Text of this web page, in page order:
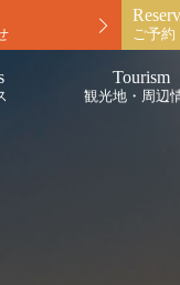
ご予約
Tourism
観光地・周辺